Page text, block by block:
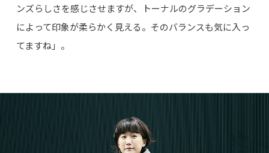
ンズらしさを感じさせますが、トーナルのグラデーション
によって印象が柔らかく見える。そのバランスも気に入っ
てますね」。